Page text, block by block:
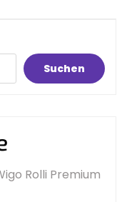
Suchen
Rolli Premium